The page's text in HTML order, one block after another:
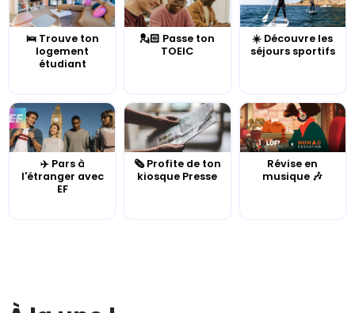
🛌 Trouve ton
logement
étudiant
💂🏻 Passe ton
TOEIC
☀️ Découvre les
séjours sportifs
✈️ Pars à
l'étranger avec
EF
🗞️ Profite de ton
kiosque Presse
Révise en
musique 🎶